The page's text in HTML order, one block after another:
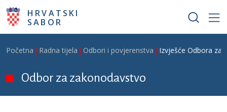
Skoči na glavni sadržaj
HRVATSKI
SABOR
Breadcrumb
Početna Radna tijela Odbori i povjerenstva Izvješće Odbora za
Odbor za zakonodavstvo